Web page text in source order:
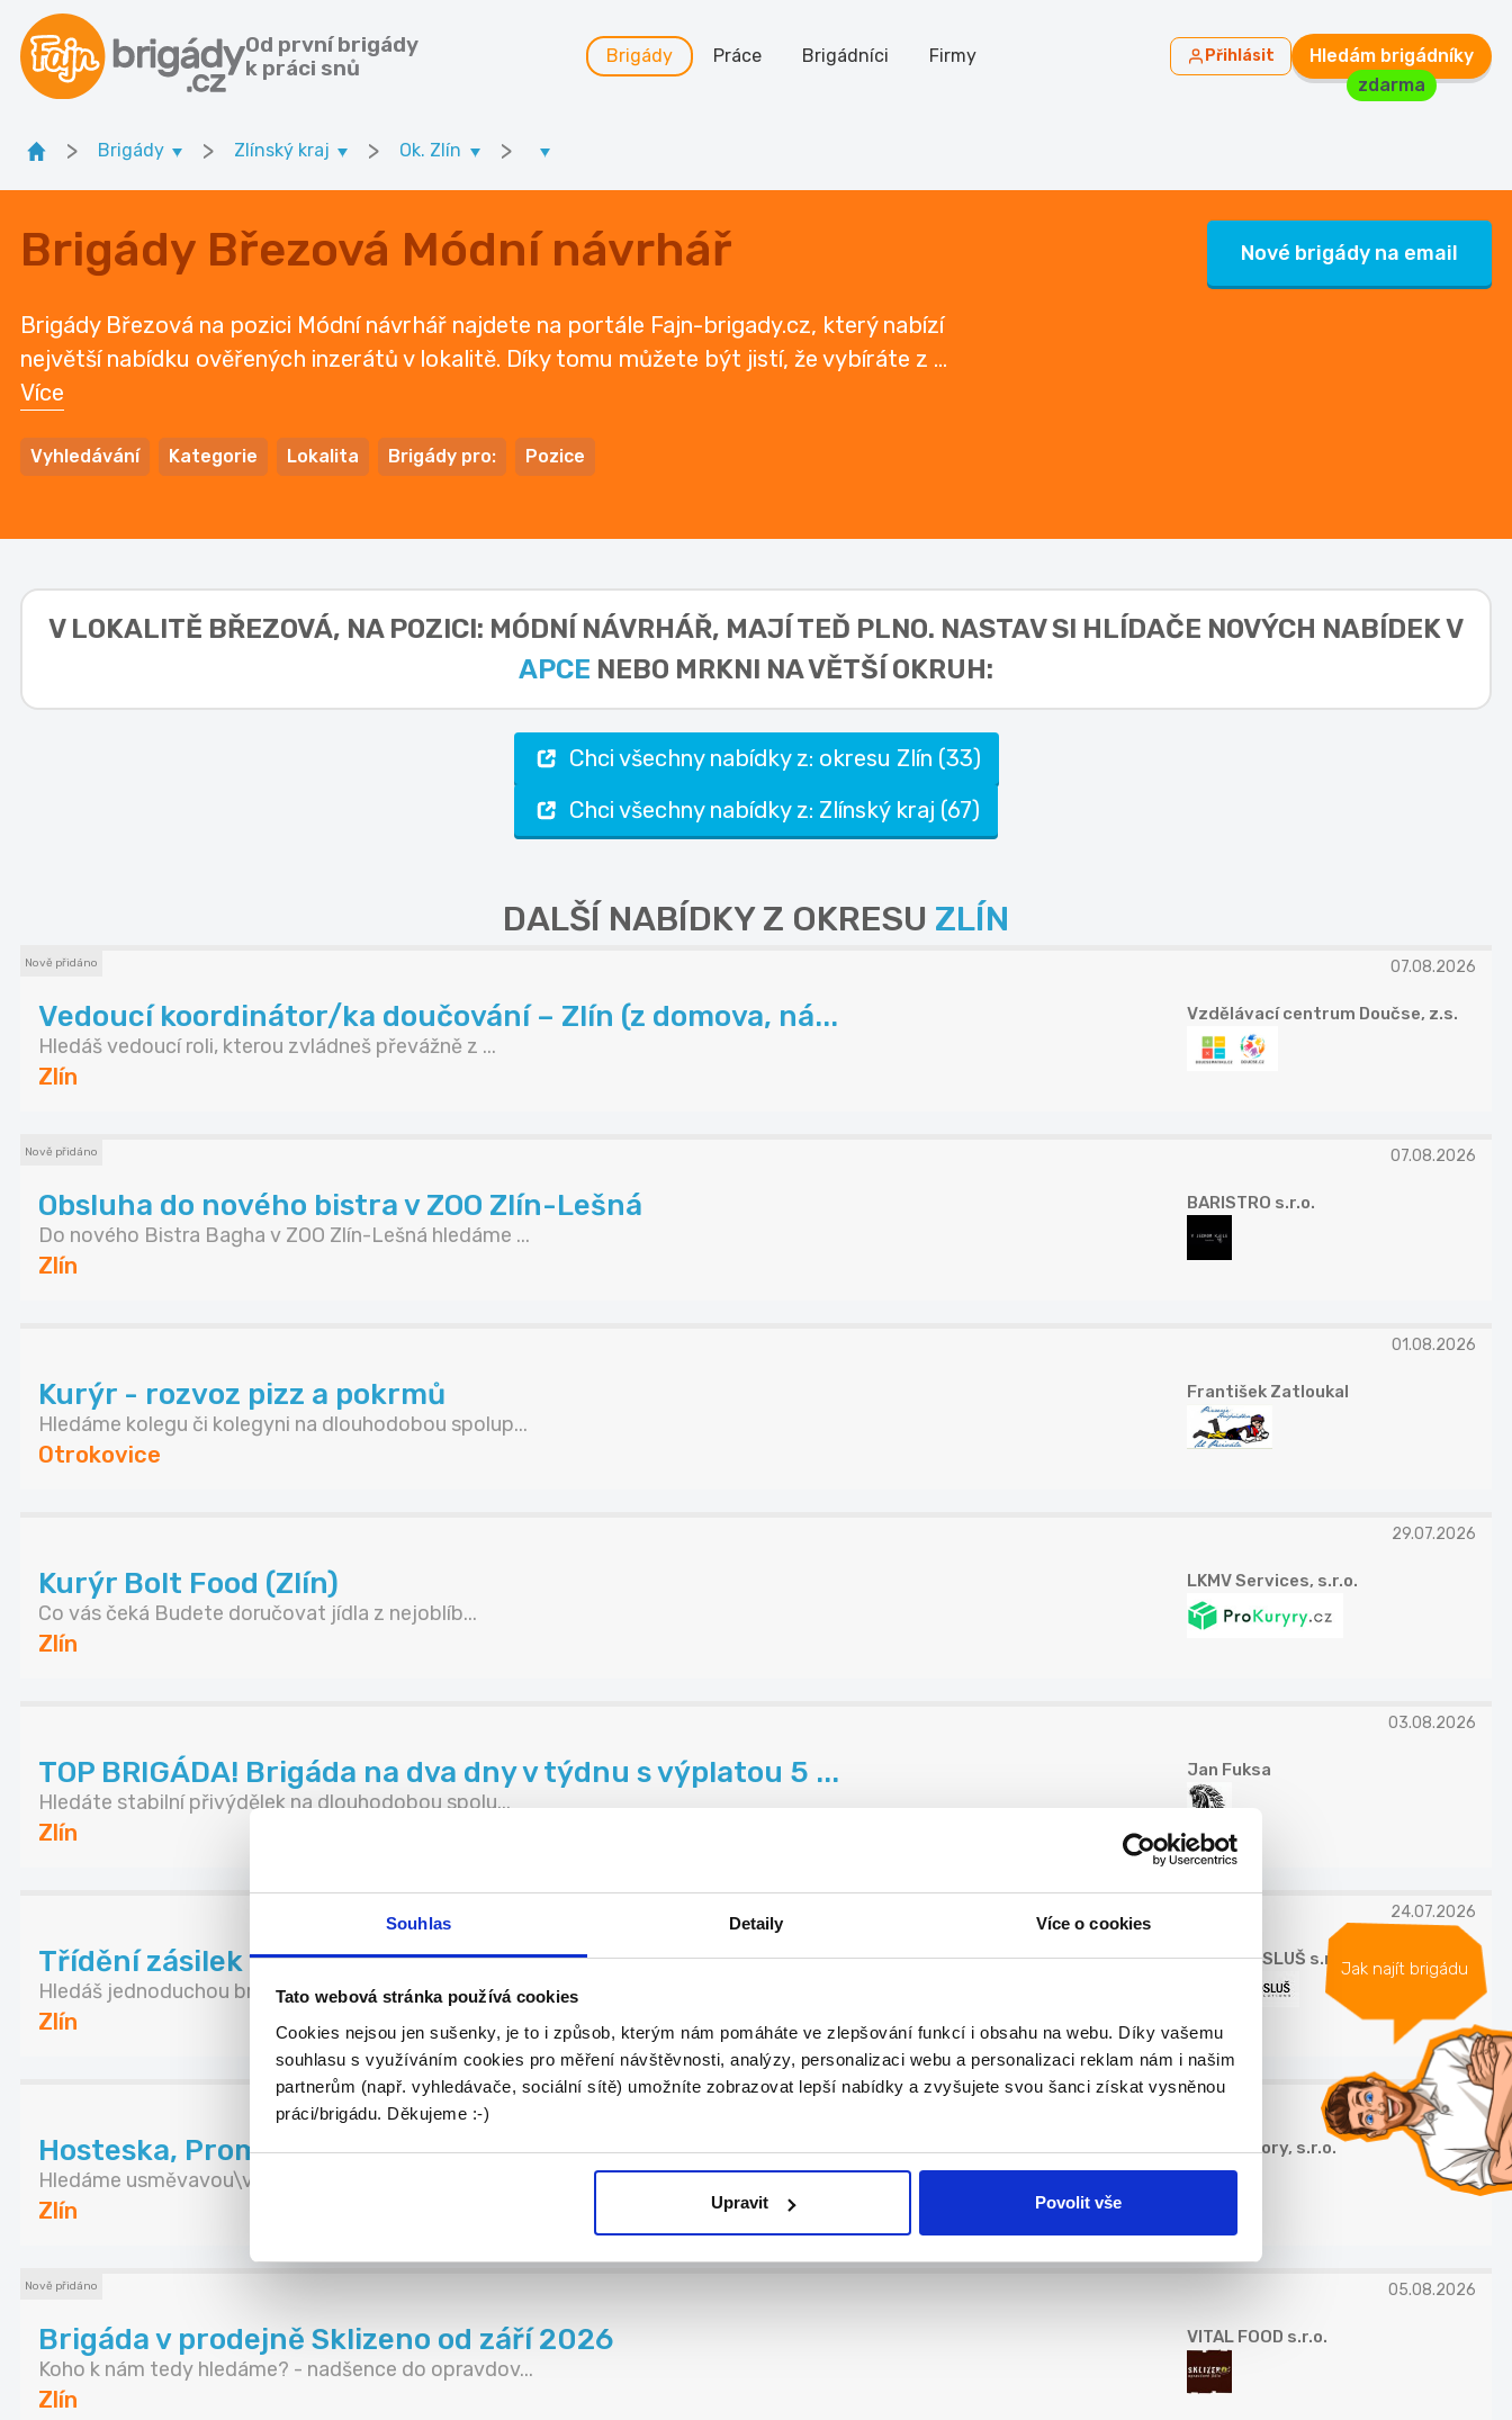
Souhlas Detaily Více o cookies
Tato webová stránka používá cookies
Cookies nejsou jen sušenky, je to i způsob, kterým nám pomáháte ve zlepšování funkcí i obsahu na webu. Díky vašemu
souhlasu s využíváním cookies pro měření návštěvnosti, analýzy, personalizaci webu a personalizaci reklam nám i našim
partnerům (např. vyhledávače, sociální sítě) umožníte zobrazovat lepší nabídky a zvyšujete svou šanci získat vysněnou
práci/brigádu. Děkujeme :-)
Upravit Povolit vše
Od první brigády
k práci snů
Brigády Práce Brigádníci Firmy Přihlásit
Hledám brigádníky
zdarma
Jak najít brigádu
> Brigády > Zlínský kraj > Ok. Zlín >
Brigády Březová Módní návrhář
Brigády Březová na pozici Módní návrhář najdete na portále Fajn-brigady.cz, který nabízí
největší nabídku ověřených inzerátů v lokalitě. Díky tomu můžete být jistí, že vybíráte z ...
Více
Vyhledávání Kategorie Lokalita Brigády pro: Pozice
Nové brigády na email
V LOKALITĚ BŘEZOVÁ, NA POZICI: MÓDNÍ NÁVRHÁŘ, MAJÍ TEĎ PLNO. NASTAV SI HLÍDAČE NOVÝCH NABÍDEK V
APCE NEBO MRKNI NA VĚTŠÍ OKRUH:
Chci všechny nabídky z: okresu Zlín (33)
Chci všechny nabídky z: Zlínský kraj (67)
DALŠÍ NABÍDKY Z OKRESU ZLÍN
Nově přidáno 07.08.2026
Vedoucí koordinátor/ka doučování – Zlín (z domova, ná...
Hledáš vedoucí roli, kterou zvládneš převážně z ...
Zlín
Vzdělávací centrum Doučse, z.s.
Nově přidáno 07.08.2026
Obsluha do nového bistra v ZOO Zlín-Lešná
Do nového Bistra Bagha v ZOO Zlín-Lešná hledáme ...
Zlín
BARISTRO s.r.o.
01.08.2026
Kurýr - rozvoz pizz a pokrmů
Hledáme kolegu či kolegyni na dlouhodobou spolup...
Otrokovice
František Zatloukal
29.07.2026
Kurýr Bolt Food (Zlín)
Co vás čeká Budete doručovat jídla z nejoblíb...
Zlín
LKMV Services, s.r.o.
03.08.2026
TOP BRIGÁDA! Brigáda na dva dny v týdnu s výplatou 5 ...
Hledáte stabilní přivýdělek na dlouhodobou spolu...
Zlín
Jan Fuksa
24.07.2026
Třídění zásilek ve Zlíně – směny si volíš sám!
Hledáš jednoduchou brigádu s dobrou dostupností ...
Zlín
INDEX NOSLUŠ s.r.o.
30.07.2026
Hosteska, Promotér 215-230kč + bonusy
Hledáme usměvavou\vého, reprezentativní\ho a kom...
Zlín
RH Advisory, s.r.o.
Nově přidáno 05.08.2026
Brigáda v prodejně Sklizeno od září 2026
Koho k nám tedy hledáme? - nadšence do opravdov...
Zlín
VITAL FOOD s.r.o.